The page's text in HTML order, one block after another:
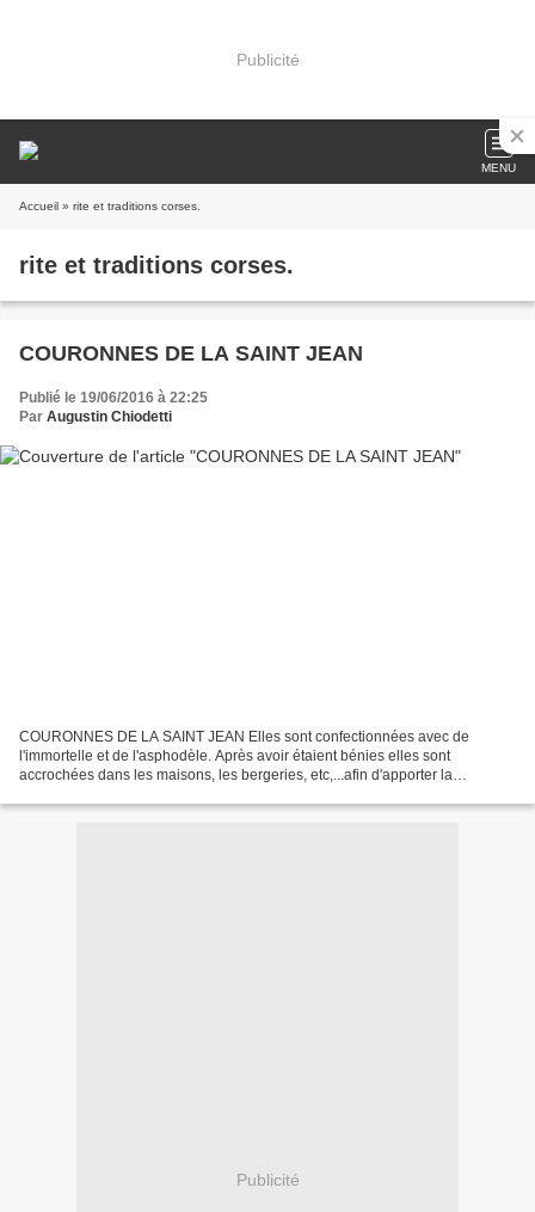
Publicité
MENU
Accueil » rite et traditions corses.
rite et traditions corses.
COURONNES DE LA SAINT JEAN
Publié le 19/06/2016 à 22:25
Par Augustin Chiodetti
COURONNES DE LA SAINT JEAN Elles sont confectionnées avec de
l'immortelle et de l'asphodèle. Après avoir étaient bénies elles sont
accrochées dans les maisons, les bergeries, etc,...afin d'apporter la
Publicité